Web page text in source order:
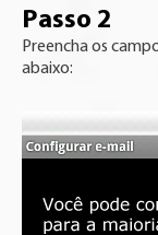
Passo 2
Preencha os
abaixo: